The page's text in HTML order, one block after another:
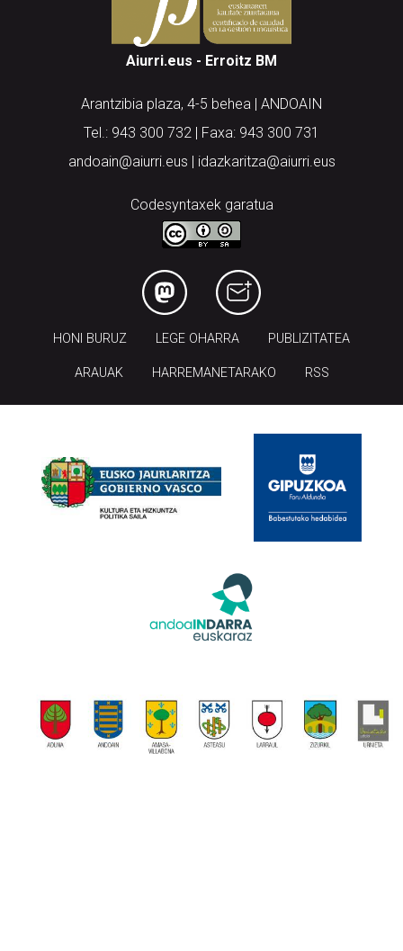
Aiurri.eus - Erroitz BM
Arantzibia plaza, 4-5 behea | ANDOAIN
Tel.: 943 300 732 | Faxa: 943 300 731
andoain@aiurri.eus | idazkaritza@aiurri.eus
Codesyntaxek garatua
HONI BURUZ LEGE OHARRA PUBLIZITATEA
ARAUAK HARREMANETARAKO RSS